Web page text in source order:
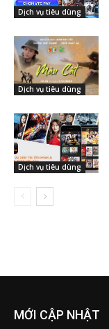
Dịch vụ tiêu dùng
Dịch vụ tiêu dùng
Dịch vụ tiêu dùng
MỚI CẬP NHẬT